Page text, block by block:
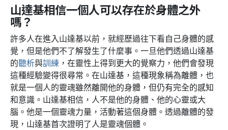
山達基相信一個人可以存在於身體之外
嗎？
許多人在進入山達基以前，就經歷過往下看自己身體的感
覺，但是他們不了解發生了什麼事。一旦他們透過山達基
的聽析與訓練 ，在靈性上得到更大的覺察力，他們會發現
這種經驗變得很尋常。在山達基，這種現象稱為離體，也
就是一個人的靈魂雖然離開他的身體，但仍有完全的感知
和意識。山達基相信，人不是他的身體、他的心靈或大
腦。他是一個靈魂力量，活動著這個身體。透過離體的發
現，山達基首次證明了人是靈魂個體。